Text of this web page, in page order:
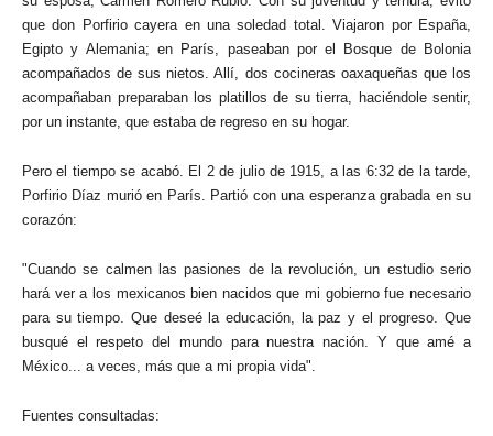
que don Porfirio cayera en una soledad total. Viajaron por España,
Egipto y Alemania; en París, paseaban por el Bosque de Bolonia
acompañados de sus nietos. Allí, dos cocineras oaxaqueñas que los
acompañaban preparaban los platillos de su tierra, haciéndole sentir,
por un instante, que estaba de regreso en su hogar.
Pero el tiempo se acabó. El 2 de julio de 1915, a las 6:32 de la tarde,
Porfirio Díaz murió en París. Partió con una esperanza grabada en su
corazón:
"Cuando se calmen las pasiones de la revolución, un estudio serio
hará ver a los mexicanos bien nacidos que mi gobierno fue necesario
para su tiempo. Que deseé la educación, la paz y el progreso. Que
busqué el respeto del mundo para nuestra nación. Y que amé a
México... a veces, más que a mi propia vida".
Fuentes consultadas: